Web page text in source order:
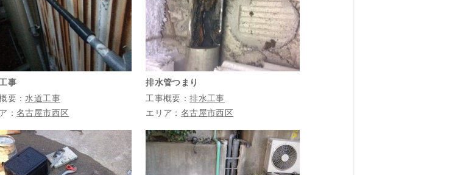
事
要： 水道工事
： 名古屋市西区
排水管つまり
工事概要：排水工事
エリア： 名古屋市西区